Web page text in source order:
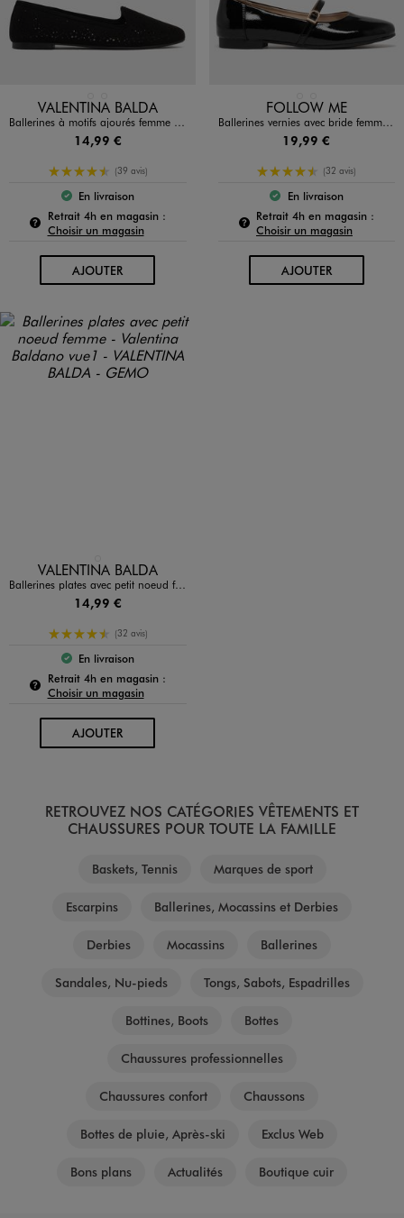
Disponible en 2 coloris
VALENTINA BALDA
Ballerines à motifs ajourés femme - Valentina Baldano
14,99 €
4.5/5 de moyenne
(39 avis)
Le produit est disponible :
En livraison
Retrait 4h en magasin :Pour connaître la disponibilité de ce produit :
Choisir un magasin
AJOUTERAU PANIER
Disponible en 2 coloris
FOLLOW ME
Ballerines vernies avec bride femme - Follow Me
19,99 €
4.5/5 de moyenne
(32 avis)
Le produit est
En livraison
Retrait 4h en magasin :
Choisir un magasin
AJOUTERAU PANIER
Disponible en 1 coloris
VALENTINA BALDA
Ballerines plates avec petit noeud femme - Valentina Baldano
14,99 €
4.5/5 de moyenne
(32 avis)
Le produit est disponible :
En livraison
Retrait 4h en magasin :Pour connaître la disponibilité de ce produit :
Choisir un magasin
AJOUTERAU PANIER
RETROUVEZ NOS CATÉGORIES VÊTEMENTS ET
CHAUSSURES POUR TOUTE LA FAMILLE
Baskets, Tennis Marques de sport
Escarpins Ballerines, Mocassins et Derbies
Derbies Mocassins Ballerines
Sandales, Nu-pieds Tongs, Sabots, Espadrilles
Bottines, Boots Bottes
Chaussures professionnelles
Chaussures confort Chaussons
Bottes de pluie, Après-ski Exclus Web
Bons plans Actualités Boutique cuir